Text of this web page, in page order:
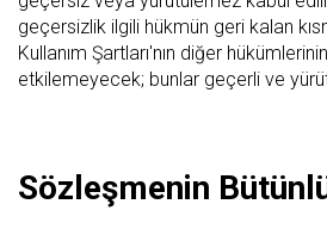
geçersizlik ilgili hükmün geri kalan
Kullanım Şartları'nın diğer
etkilemeyecek; bunlar geçerli ve
Sözleşmenin